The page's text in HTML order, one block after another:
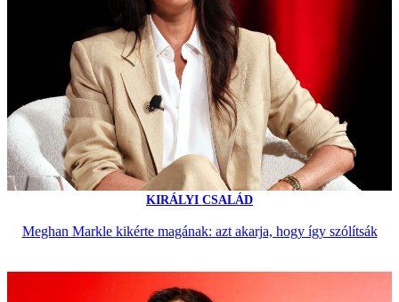
KIRÁLYI CSALÁD
Meghan Markle kikérte magának: azt akarja, hogy így szólítsák